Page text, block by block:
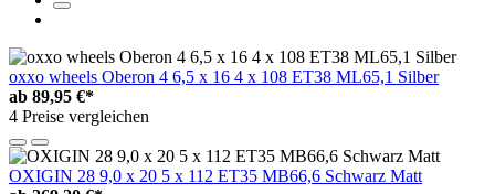
oxxo wheels Oberon 4 6,5 x 16 4 x 108 ET38 ML65,1 Silber
ab 89,95 €*
4 Preise vergleichen
OXIGIN 28 9,0 x 20 5 x 112 ET35 MB66,6 Schwarz Matt